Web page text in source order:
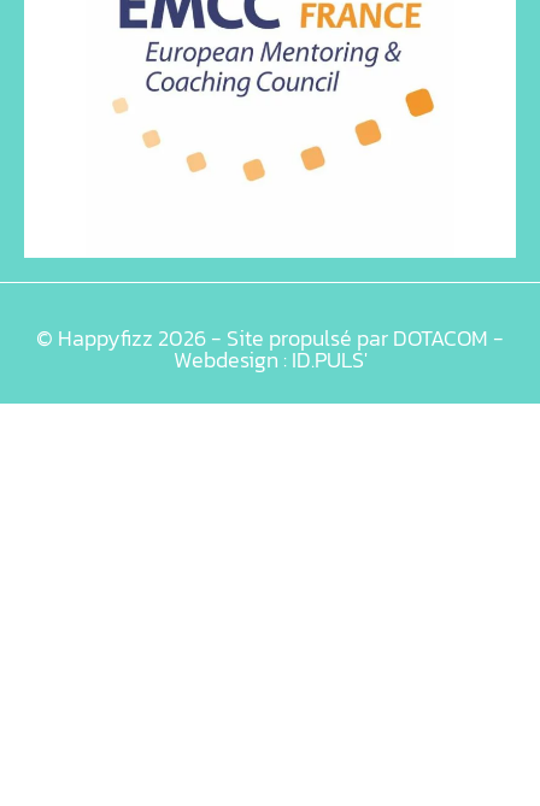
© Happyfizz 2026 - Site propulsé par DOTACOM -
Webdesign : ID.PULS'